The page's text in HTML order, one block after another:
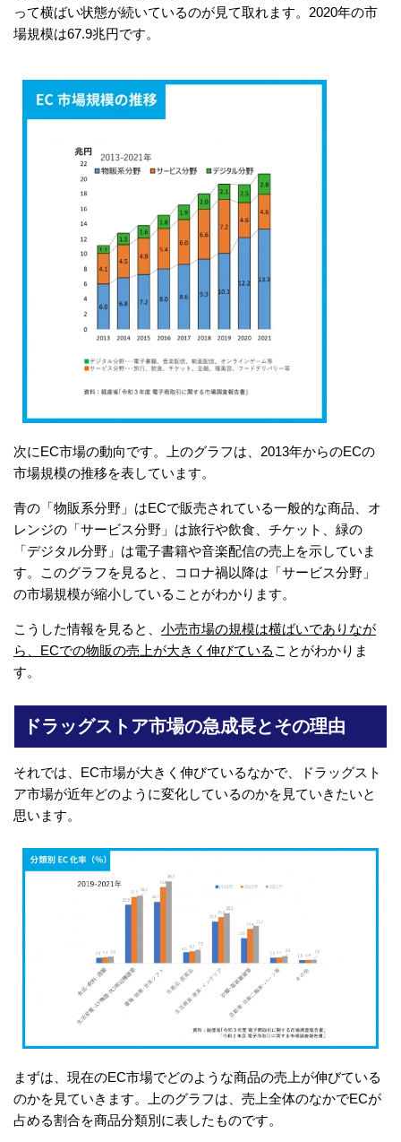
って横ばい状態が続いているのが見て取れます。2020年の市
場規模は67.9兆円です。
次にEC市場の動向です。上のグラフは、2013年からのECの
市場規模の推移を表しています。
青の「物販系分野」はECで販売されている一般的な商品、オ
レンジの「サービス分野」は旅行や飲食、チケット、緑の
「デジタル分野」は電子書籍や音楽配信の売上を示していま
す。このグラフを見ると、コロナ禍以降は「サービス分野」
の市場規模が縮小していることがわかります。
こうした情報を見ると、 小売市場の規模は横ばいでありなが
ら、ECでの物販の売上が大きく伸びている ことがわかりま
す。
ドラッグストア市場の急成長とその理由
それでは、EC市場が大きく伸びているなかで、ドラッグスト
ア市場が近年どのように変化しているのかを見ていきたいと
思います。
まずは、現在のEC市場でどのような商品の売上が伸びている
のかを見ていきます。上のグラフは、売上全体のなかでECが
占める割合を商品分類別に表したものです。